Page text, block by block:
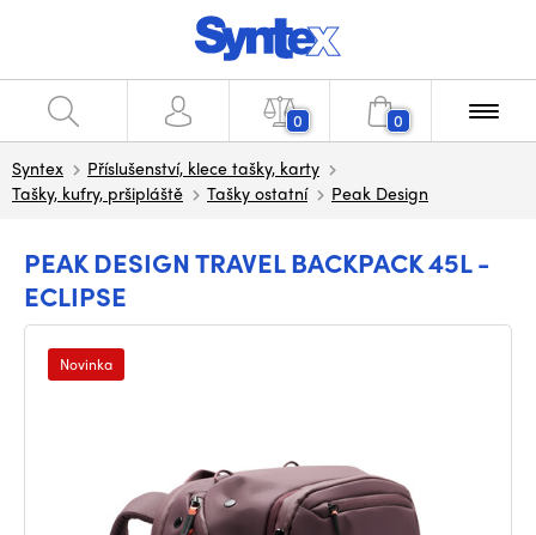
0 0
Syntex
Příslušenství, klece tašky, karty
Tašky, kufry, pršipláště
Tašky ostatní Peak Design
PEAK DESIGN TRAVEL BACKPACK 45L -
ECLIPSE
Novinka